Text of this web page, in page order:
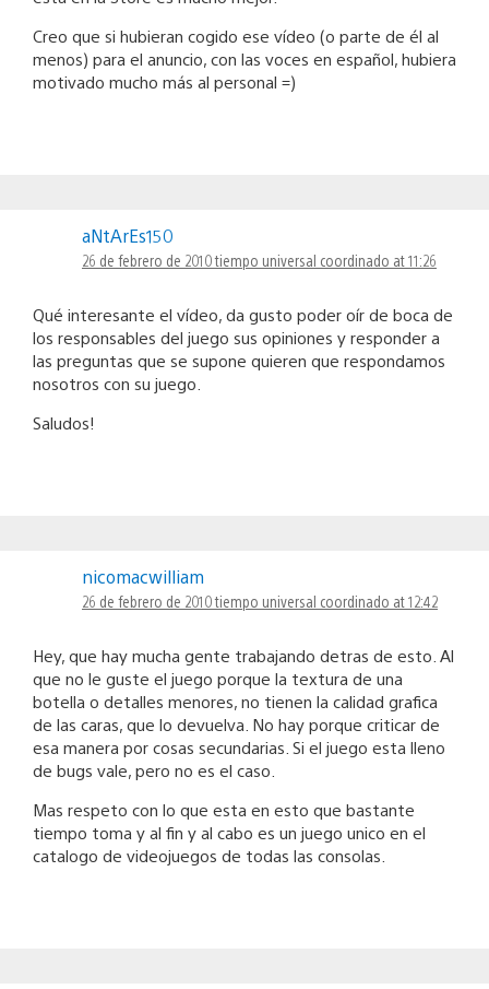
Creo que si hubieran cogido ese vídeo (o parte de él al
menos) para el anuncio, con las voces en español, hubiera
motivado mucho más al personal =)
aNtArEs150
26 de febrero de 2010 tiempo universal coordinado at 11:26
Qué interesante el vídeo, da gusto poder oír de boca de
los responsables del juego sus opiniones y responder a
las preguntas que se supone quieren que respondamos
nosotros con su juego.
Saludos!
nicomacwilliam
26 de febrero de 2010 tiempo universal coordinado at 12:42
Hey, que hay mucha gente trabajando detras de esto. Al
que no le guste el juego porque la textura de una
botella o detalles menores, no tienen la calidad grafica
de las caras, que lo devuelva. No hay porque criticar de
esa manera por cosas secundarias. Si el juego esta lleno
de bugs vale, pero no es el caso.
Mas respeto con lo que esta en esto que bastante
tiempo toma y al fin y al cabo es un juego unico en el
catalogo de videojuegos de todas las consolas.